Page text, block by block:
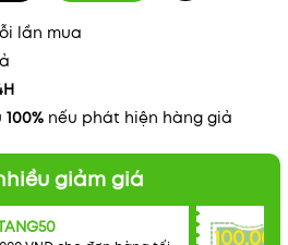
lần mua
100% nếu phát hiện hàng giả
giảm giá
100.000